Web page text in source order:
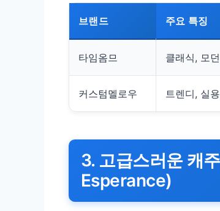
브랜드 주요 특징
타임옴므 클래식, 모
커스텀멜로우 트렌디, 실
3. 고급스러운 캐
Esperance)